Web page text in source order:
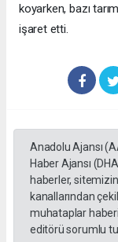
koyarken, bazı
işaret etti.
Anadolu Ajansı
Haber Ajansı
haberler,
kanallarından
muhataplar
editörü sorumlu